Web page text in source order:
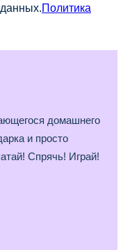
Политика
домашнего
и просто
Спрячь! Играй!